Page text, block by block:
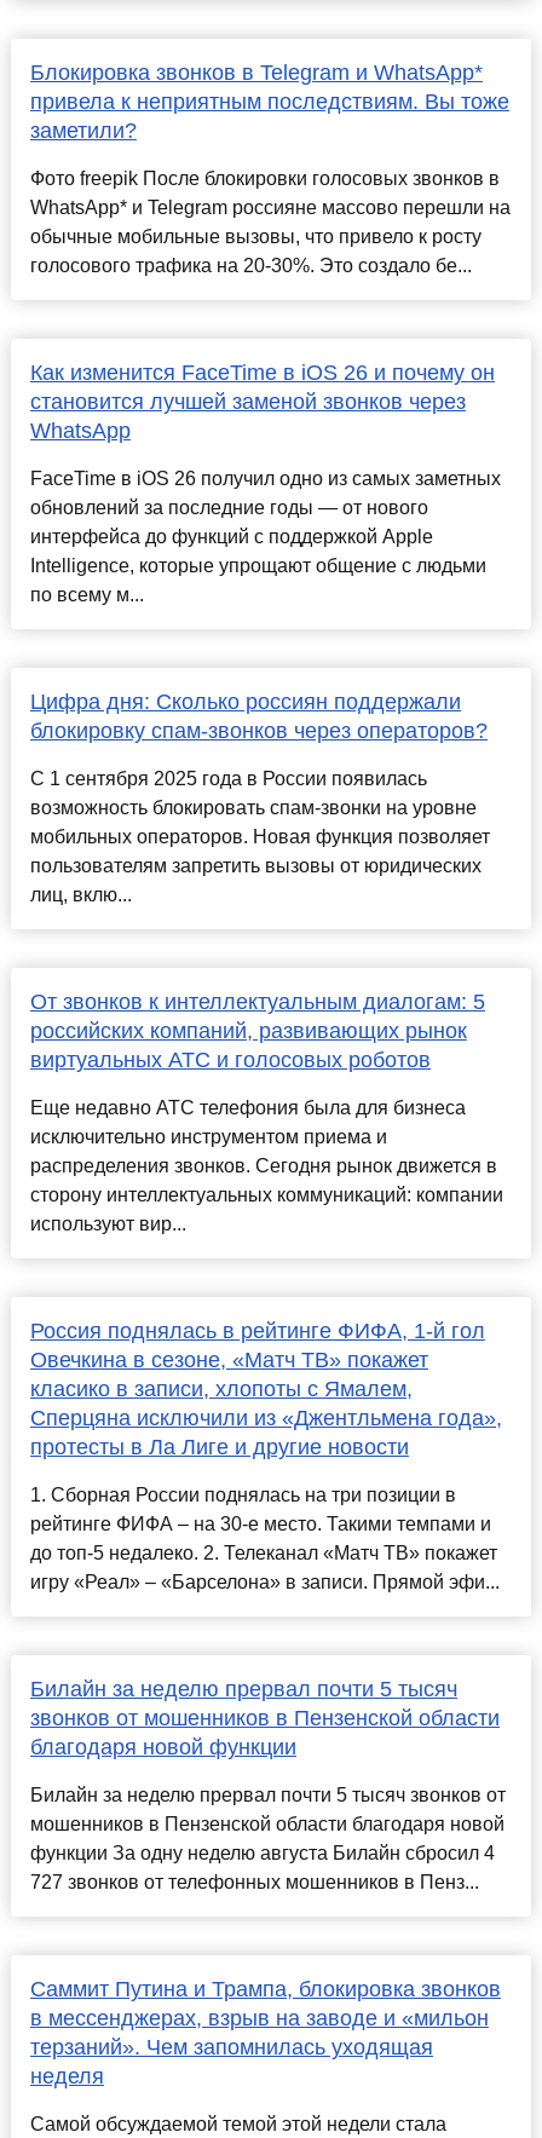
Блокировка звонков в Telegram и WhatsApp*
привела к неприятным последствиям. Вы тоже
заметили?
Фото freepik После блокировки голосовых звонков в
WhatsApp* и Telegram россияне массово перешли на
обычные мобильные вызовы, что привело к росту
голосового трафика на 20-30%. Это создало бе...
Как изменится FaceTime в iOS 26 и почему он
становится лучшей заменой звонков через
WhatsApp
FaceTime в iOS 26 получил одно из самых заметных
обновлений за последние годы — от нового
интерфейса до функций с поддержкой Apple
Intelligence, которые упрощают общение с людьми
по всему м...
Цифра дня: Сколько россиян поддержали
блокировку спам-звонков через операторов?
С 1 сентября 2025 года в России появилась
возможность блокировать спам-звонки на уровне
мобильных операторов. Новая функция позволяет
пользователям запретить вызовы от юридических
лиц, вклю...
От звонков к интеллектуальным диалогам: 5
российских компаний, развивающих рынок
виртуальных АТС и голосовых роботов
Еще недавно АТС телефония была для бизнеса
исключительно инструментом приема и
распределения звонков. Сегодня рынок движется в
сторону интеллектуальных коммуникаций: компании
используют вир...
Россия поднялась в рейтинге ФИФА, 1-й гол
Овечкина в сезоне, «Матч ТВ» покажет
класико в записи, хлопоты с Ямалем,
Сперцяна исключили из «Джентльмена года»,
протесты в Ла Лиге и другие новости
1. Сборная России поднялась на три позиции в
рейтинге ФИФА – на 30-е место. Такими темпами и
до топ-5 недалеко. 2. Телеканал «Матч ТВ» покажет
игру «Реал» – «Барселона» в записи. Прямой эфи...
Билайн за неделю прервал почти 5 тысяч
звонков от мошенников в Пензенской области
благодаря новой функции
Билайн за неделю прервал почти 5 тысяч звонков от
мошенников в Пензенской области благодаря новой
функции За одну неделю августа Билайн сбросил 4
727 звонков от телефонных мошенников в Пенз...
Саммит Путина и Трампа, блокировка звонков
в мессенджерах, взрыв на заводе и «мильон
терзаний». Чем запомнилась уходящая
неделя
Самой обсуждаемой темой этой недели стала